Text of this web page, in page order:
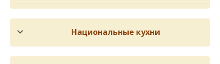
Национальные кухни